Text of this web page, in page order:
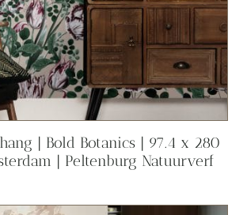
| Bold Botanics | 97.4 x 280
| Peltenburg Natuurverf